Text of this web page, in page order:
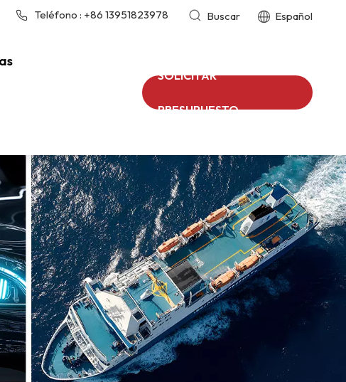
Teléfono : +86 13951823978 Buscar Español
SOLICITAR
PRESUPUESTO